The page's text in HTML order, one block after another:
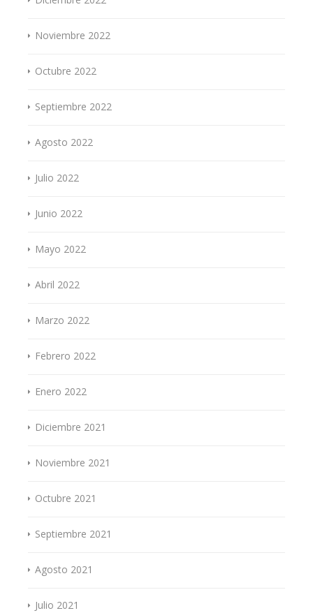
Noviembre 2022
Octubre 2022
Septiembre 2022
Agosto 2022
Julio 2022
Junio 2022
Mayo 2022
Abril 2022
Marzo 2022
Febrero 2022
Enero 2022
Diciembre 2021
Noviembre 2021
Octubre 2021
Septiembre 2021
Agosto 2021
Julio 2021